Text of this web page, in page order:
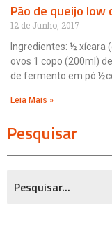
Pão de queijo low
12 de Junho, 2017
Ingredientes: ½ xícara
ovos 1 copo (200ml)
de fermento em pó
Leia Mais »
Pesquisar